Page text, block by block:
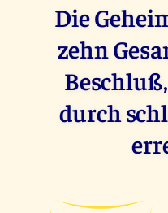
Die
zehn
durch